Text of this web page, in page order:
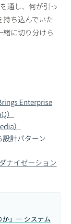
通し、何が引っ
持ち込んでいた
緒に切り分けら
Enterprise
）
）
設計パターン
ナイゼーション
か」— システム